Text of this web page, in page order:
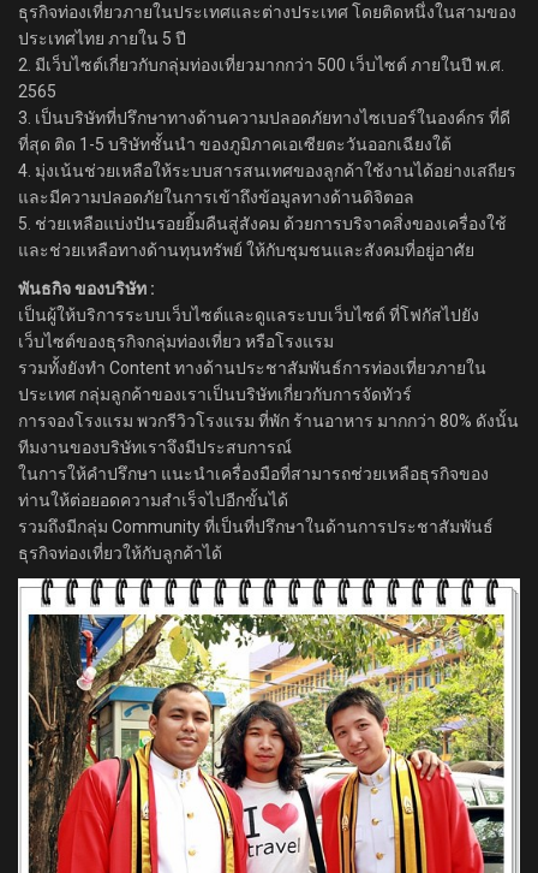
ธุรกิจท่องเที่ยวภายในประเทศและต่างประเทศ โดยติดหนึ่งในสามของ
ประเทศไทย ภายใน 5 ปี
2. มีเว็บไซต์เกี่ยวกับกลุ่มท่องเที่ยวมากกว่า 500 เว็บไซต์ ภายในปี พ.ศ.
2565
3. เป็นบริษัทที่ปรึกษาทางด้านความปลอดภัยทางไซเบอร์ในองค์กร ที่ดี
ที่สุด ติด 1-5 บริษัทชั้นนำ ของภูมิภาคเอเซียตะวันออกเฉียงใต้
4. มุ่งเน้นช่วยเหลือให้ระบบสารสนเทศของลูกค้าใช้งานได้อย่างเสถียร
และมีความปลอดภัยในการเข้าถึงข้อมูลทางด้านดิจิตอล
5. ช่วยเหลือแบ่งปันรอยยิ้มคืนสู่สังคม ด้วยการบริจาคสิ่งของเครื่องใช้
และช่วยเหลือทางด้านทุนทรัพย์ ให้กับชุมชนและสังคมที่อยู่อาศัย
พันธกิจ ของบริษัท :
เป็นผู้ให้บริการระบบเว็บไซต์และดูแลระบบเว็บไซต์ ที่โฟกัสไปยัง
เว็บไซต์ของธุรกิจกลุ่มท่องเที่ยว หรือโรงแรม
รวมทั้งยังทำ Content ทางด้านประชาสัมพันธ์การท่องเที่ยวภายใน
ประเทศ กลุ่มลูกค้าของเราเป็นบริษัทเกี่ยวกับการจัดทัวร์
การจองโรงแรม พวกรีวิวโรงแรม ที่พัก ร้านอาหาร มากกว่า 80% ดังนั้น
ทีมงานของบริษัทเราจึงมีประสบการณ์
ในการให้คำปรึกษา แนะนำเครื่องมือที่สามารถช่วยเหลือธุรกิจของ
ท่านให้ต่อยอดความสำเร็จไปอีกขั้นได้
รวมถึงมีกลุ่ม Community ที่เป็นที่ปรึกษาในด้านการประชาสัมพันธ์
ธุรกิจท่องเที่ยวให้กับลูกค้าได้